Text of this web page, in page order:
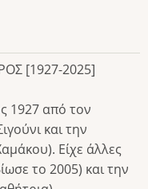
[1927-2025]
1927 από τον
και την
Είχε άλλες
το 2005) και την